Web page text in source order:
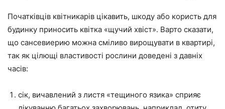
Початківців квітникарів цікавить, шкоду або користь для
будинку приносить квітка «щучий хвіст». Варто сказати,
що сансевиерию можна сміливо вирощувати в квартирі,
так як цілющі властивості рослини доведені з давніх
часів:
сік, вичавлений з листя «тещиного язика» сприяє